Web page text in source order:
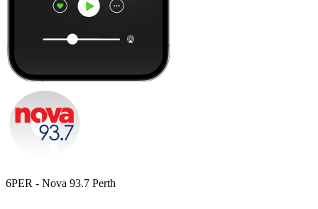
6PER - Nova 93.7 Perth